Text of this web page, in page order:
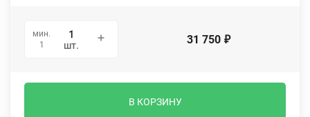
мин.
1
шт. 31 750 ₽
В КОРЗИНУ